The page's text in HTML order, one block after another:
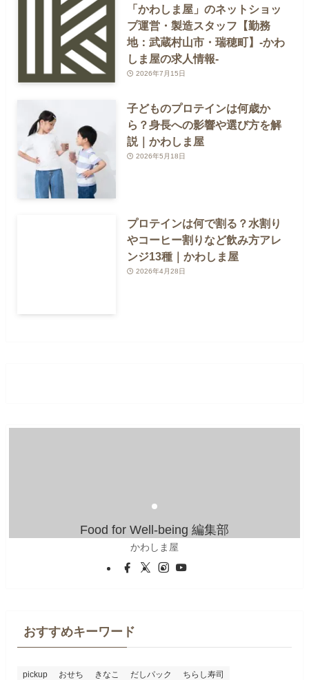
「かわしま屋」のネットショッ
プ運営・製造スタッフ【勤務
地：武蔵村山市・瑞穂町】-かわ
しま屋の求人情報-
2026年7月15日
子どものプロテインは何歳か
ら？身長への影響や選び方を解
説｜かわしま屋
2026年5月18日
プロテインは何で割る？水割り
やコーヒー割りなど飲み方アレ
ンジ13種｜かわしま屋
2026年4月28日
Food for Well-being 編集部
かわしま屋
おすすめキーワード
pickup おせち きなこ だしパック
ちらし寿司